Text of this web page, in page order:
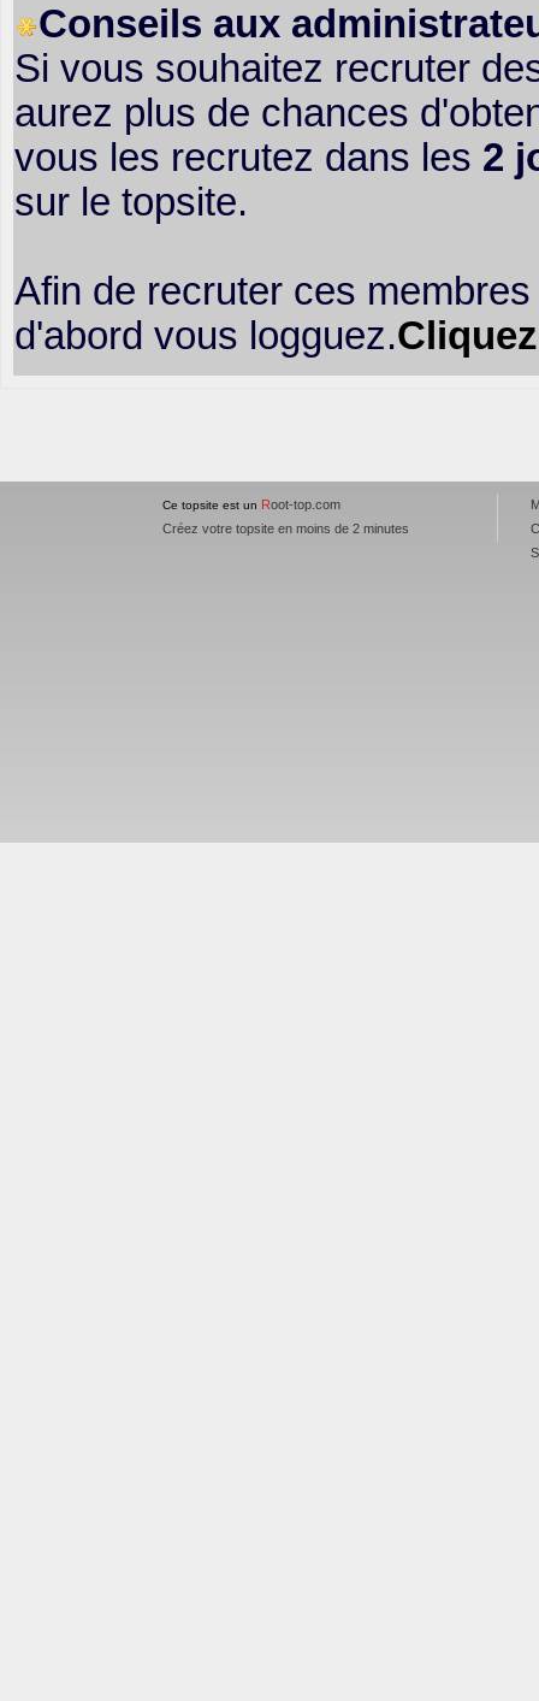
Conseils aux
Si vous souhaitez recruter
aurez plus de chances
vous les recrutez dans les 2
sur le topsite.
Afin de recruter ces
d'abord vous logguez.
Ce topsite est un Root-top.com
Créez votre topsite en moins de 2 minutes